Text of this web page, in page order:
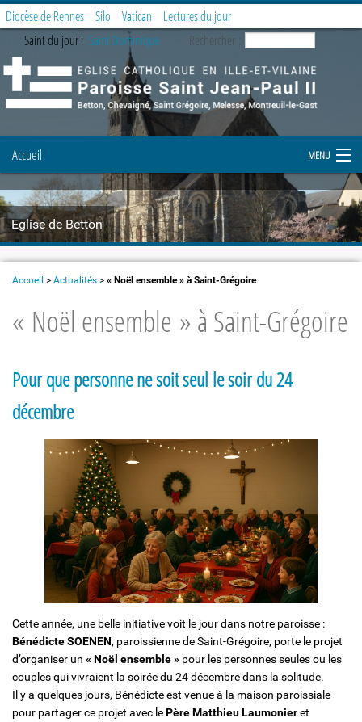
Eglise de Betton
Diocèse de Rennes Silo Vatican
Lectures du jour
Saint du jour : Saint Dominique Rechercher :
Accueil MENU
Notre paroisse
Prier et célébrer
Demande de document
Solidarité et Mouvements
Accueil > Actualités > « Noël ensemble » à Saint-Grégoire
« Noël ensemble » à Saint-Grégoire
Pour que personne ne soit seul le soir du 24
décembre
Cette année, une belle initiative voit le jour dans notre paroisse :
Bénédicte SOENEN, paroissienne de Saint-Grégoire, porte le projet
d’organiser un « Noël ensemble » pour les personnes seules ou les
couples qui vivraient la soirée du 24 décembre dans la solitude.
Il y a quelques jours, Bénédicte est venue à la maison paroissiale
pour partager ce projet avec lePère Matthieu Laumonieret